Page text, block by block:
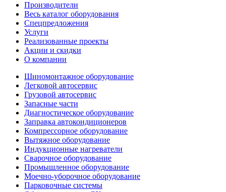
Производители
Весь каталог оборудования
Спецпредложения
Услуги
Реализованные проекты
Акции и скидки
О компании
Шиномонтажное оборудование
Легковой автосервис
Грузовой автосервис
Запасные части
Диагностическое оборудование
Заправка автокондиционеров
Компрессорное оборудование
Вытяжное оборудование
Индукционные нагреватели
Сварочное оборудование
Промышленное оборудование
Моечно-уборочное оборудование
Парковочные системы